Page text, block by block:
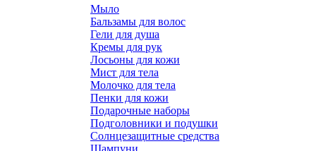
Мыло
Бальзамы для волос
Гели для душа
Кремы для рук
Лосьоны для кожи
Мист для тела
Молочко для тела
Пенки для кожи
Подарочные наборы
Подголовники и подушки
Солнцезащитные средства
Шампуни